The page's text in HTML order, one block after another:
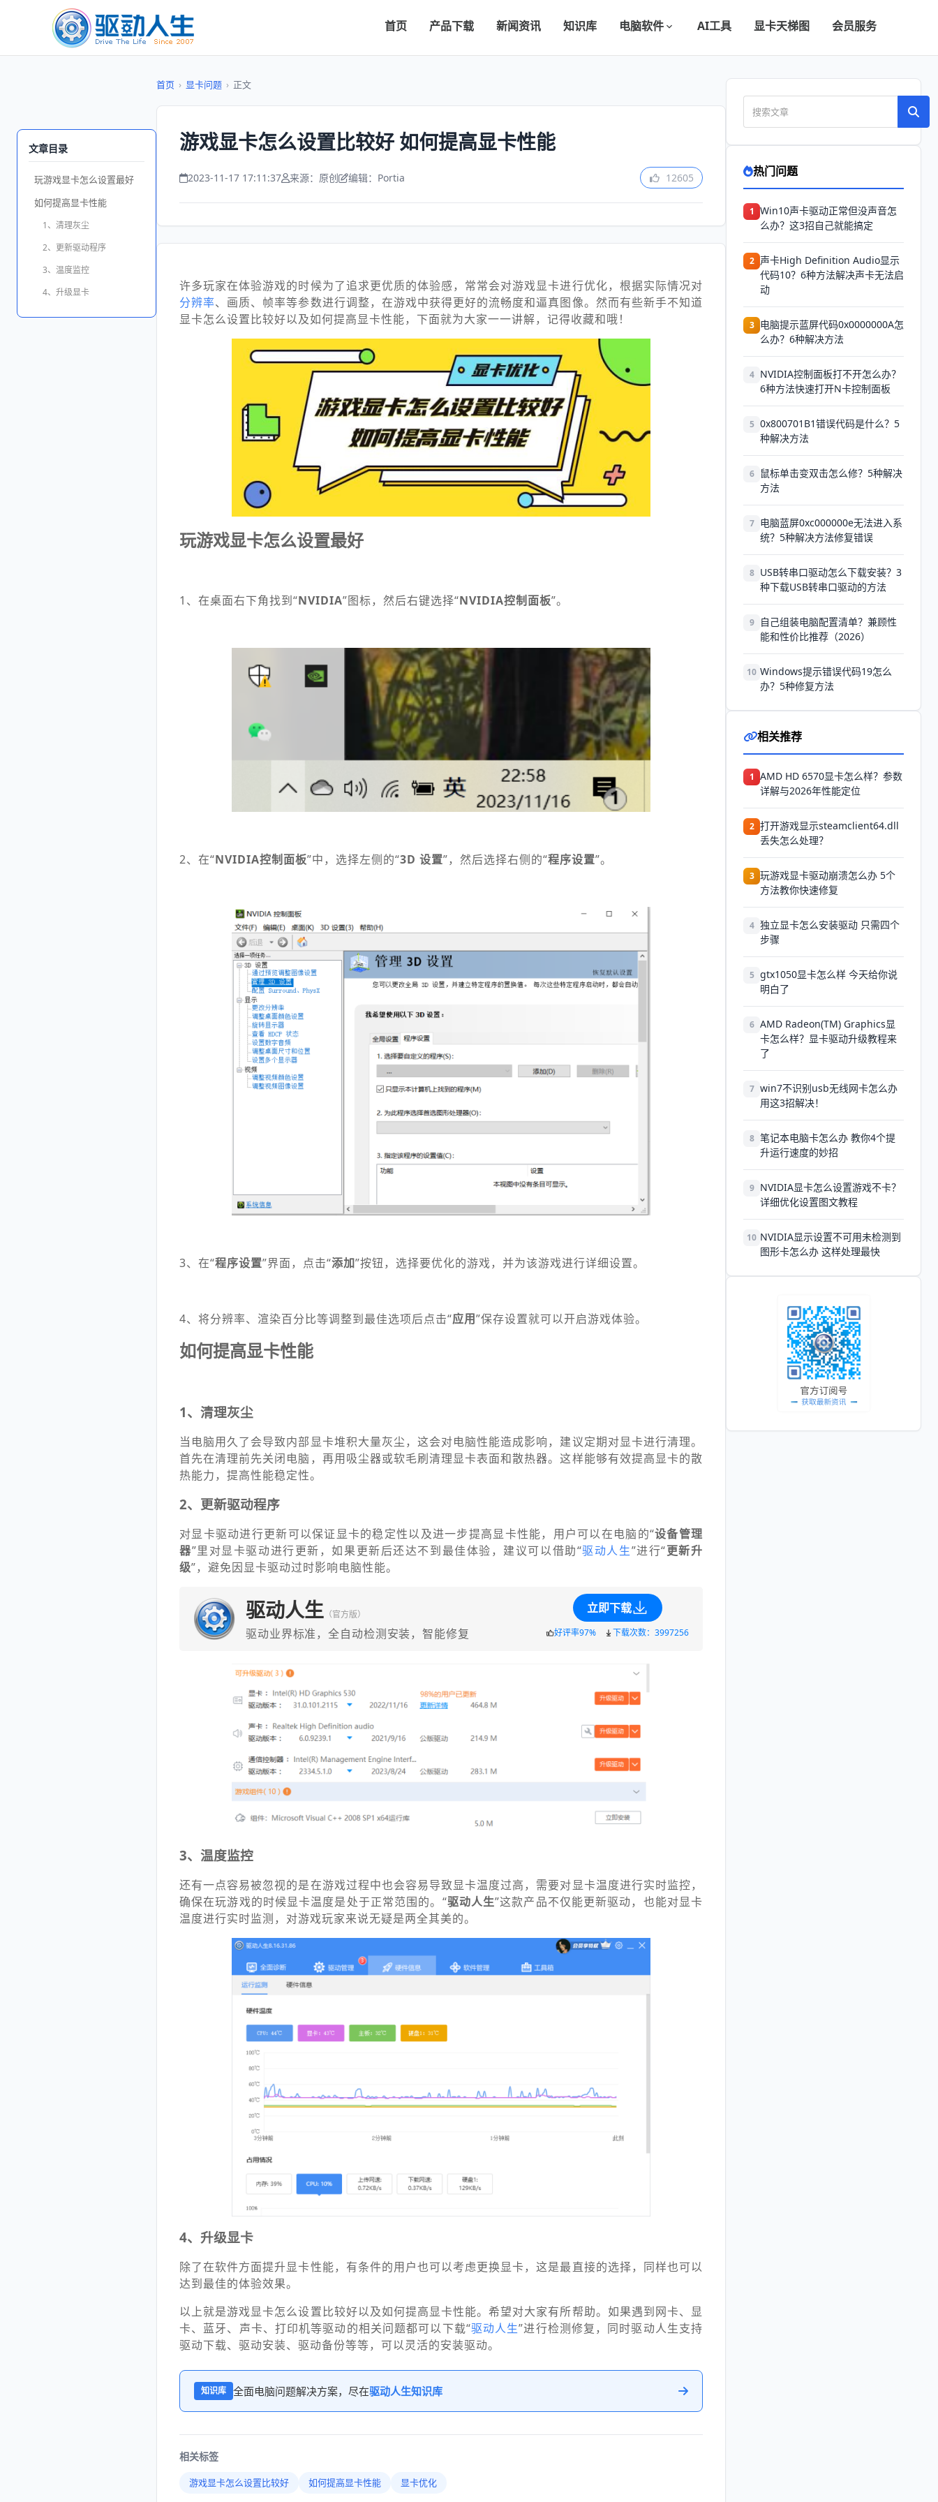
首页 产品下载 新闻资讯 知识库 电脑软件 AI工具 显卡天梯图 会员服务
文章目录
玩游戏显卡怎么设置最好
如何提高显卡性能
1、清理灰尘
2、更新驱动程序
3、温度监控
4、升级显卡
首页 › 显卡问题 › 正文
游戏显卡怎么设置比较好 如何提高显卡性能
2023-11-17 17:11:37 来源：原创 编辑：Portia 12605
许多玩家在体验游戏的时候为了追求更优质的体验感，常常会对游戏显卡进行优化，根据实际情况对
分辨率、画质、帧率等参数进行调整，在游戏中获得更好的流畅度和逼真图像。然而有些新手不知道
显卡怎么设置比较好以及如何提高显卡性能，下面就为大家一一讲解，记得收藏和哦！
玩游戏显卡怎么设置最好
1、在桌面右下角找到“NVIDIA”图标，然后右键选择“NVIDIA控制面板”。
2、在“NVIDIA控制面板”中，选择左侧的“3D 设置”，然后选择右侧的“程序设置”。
3、在“程序设置”界面，点击“添加”按钮，选择要优化的游戏，并为该游戏进行详细设置。
4、将分辨率、渲染百分比等调整到最佳选项后点击“应用”保存设置就可以开启游戏体验。
如何提高显卡性能
1、清理灰尘
当电脑用久了会导致内部显卡堆积大量灰尘，这会对电脑性能造成影响，建议定期对显卡进行清理。
首先在清理前先关闭电脑，再用吸尘器或软毛刷清理显卡表面和散热器。这样能够有效提高显卡的散
热能力，提高性能稳定性。
2、更新驱动程序
对显卡驱动进行更新可以保证显卡的稳定性以及进一步提高显卡性能，用户可以在电脑的“设备管理
器”里对显卡驱动进行更新，如果更新后还达不到最佳体验，建议可以借助“驱动人生”进行“更新升
级”，避免因显卡驱动过时影响电脑性能。
驱动人生 （官方版）
驱动业界标准，全自动检测安装，智能修复
立即下载
好评率97% 下载次数：3997256
3、温度监控
还有一点容易被忽视的是在游戏过程中也会容易导致显卡温度过高，需要对显卡温度进行实时监控，
确保在玩游戏的时候显卡温度是处于正常范围的。“驱动人生”这款产品不仅能更新驱动，也能对显卡
温度进行实时监测，对游戏玩家来说无疑是两全其美的。
4、升级显卡
除了在软件方面提升显卡性能，有条件的用户也可以考虑更换显卡，这是最直接的选择，同样也可以
达到最佳的体验效果。
以上就是游戏显卡怎么设置比较好以及如何提高显卡性能。希望对大家有所帮助。如果遇到网卡、显
卡、蓝牙、声卡、打印机等驱动的相关问题都可以下载“驱动人生”进行检测修复，同时驱动人生支持
驱动下载、驱动安装、驱动备份等等，可以灵活的安装驱动。
知识库 全面电脑问题解决方案，尽在驱动人生知识库
相关标签
游戏显卡怎么设置比较好 如何提高显卡性能 显卡优化
热门问题
1 Win10声卡驱动正常但没声音怎
么办？这3招自己就能搞定
2 声卡High Definition Audio显示
代码10？6种方法解决声卡无法启
动
3 电脑提示蓝屏代码0x0000000A怎
么办？6种解决方法
4 NVIDIA控制面板打不开怎么办？
6种方法快速打开N卡控制面板
5 0x800701B1错误代码是什么？5
种解决方法
6
鼠标单击变双击怎么修？5种解决
方法
7 电脑蓝屏0xc000000e无法进入系
统？5种解决方法修复错误
8 USB转串口驱动怎么下载安装？3
种下载USB转串口驱动的方法
9
自己组装电脑配置清单？兼顾性
能和性价比推荐（2026）
10 Windows提示错误代码19怎么
办？5种修复方法
相关推荐
1 AMD HD 6570显卡怎么样？参数
详解与2026年性能定位
2 打开游戏显示steamclient64.dll
丢失怎么处理？
3 玩游戏显卡驱动崩溃怎么办 5个
方法教你快速修复
4 独立显卡怎么安装驱动 只需四个
步骤
5 gtx1050显卡怎么样 今天给你说
明白了
6 AMD Radeon(TM) Graphics显
卡怎么样？显卡驱动升级教程来
了
7 win7不识别usb无线网卡怎么办
用这3招解决！
8 笔记本电脑卡怎么办 教你4个提
升运行速度的妙招
9 NVIDIA显卡怎么设置游戏不卡？
详细优化设置图文教程
10 NVIDIA显示设置不可用未检测到
图形卡怎么办 这样处理最快